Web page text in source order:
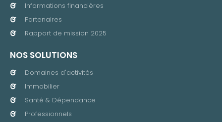
Informations financières
Partenaires
Rapport de mission 2025
NOS SOLUTIONS
Domaines d'activités
Immobilier
Santé & Dépendance
Professionnels